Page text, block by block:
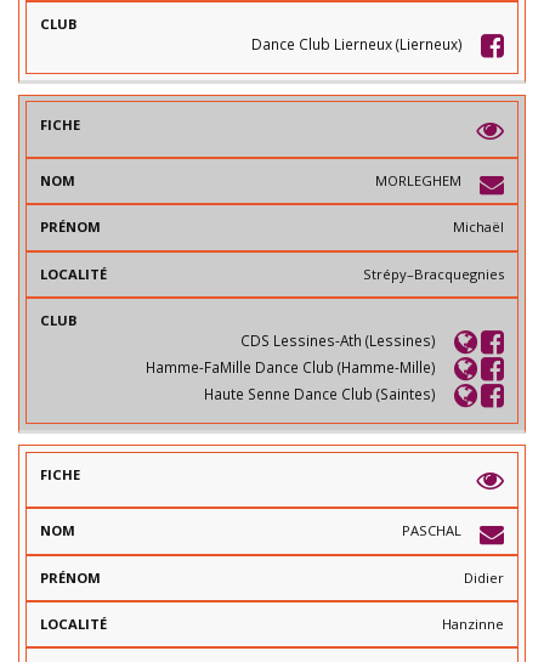
Dance Club Lierneux (Lierneux)
MORLEGHEM
Michaël
Strépy–Bracquegnies
CDS Lessines-Ath (Lessines)
Hamme-FaMille Dance Club (Hamme-Mille)
Haute Senne Dance Club (Saintes)
PASCHAL
Didier
Hanzinne